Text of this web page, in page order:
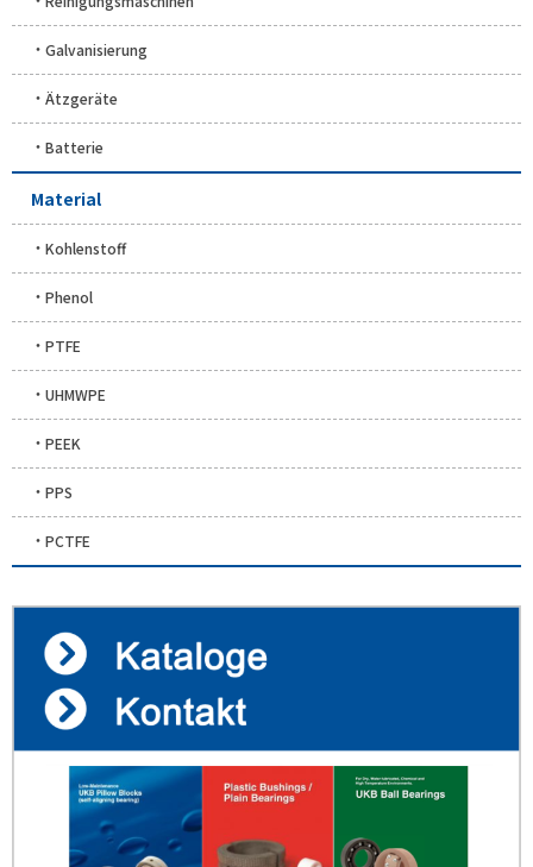
Galvanisierung
Ätzgeräte
Batterie
Material
Kohlenstoff
Phenol
PTFE
UHMWPE
PEEK
PPS
PCTFE